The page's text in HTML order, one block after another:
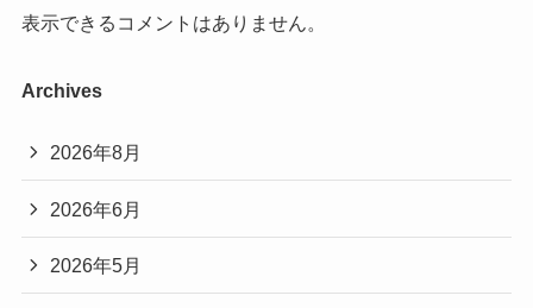
表示できるコメントはありません。
Archives
2026年8月
2026年6月
2026年5月